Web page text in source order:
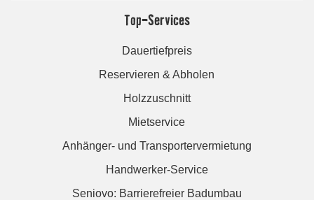
Top-Services
Dauertiefpreis
Reservieren & Abholen
Holzzuschnitt
Mietservice
Anhänger- und Transportervermietung
Handwerker-Service
Seniovo: Barrierefreier Badumbau